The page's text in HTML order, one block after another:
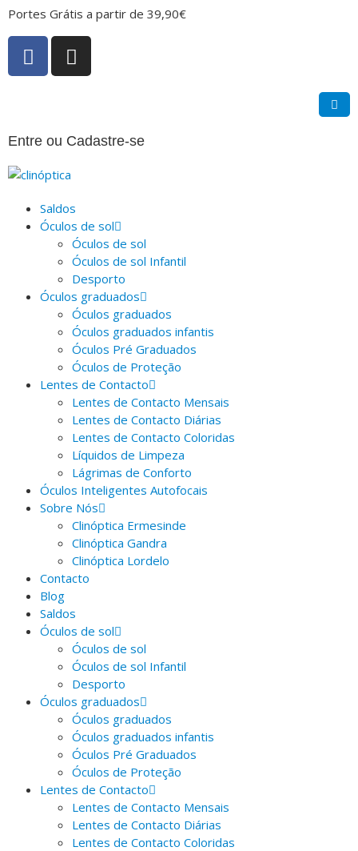
Portes Grátis a partir de 39,90€
Entre ou Cadastre-se
Saldos
Óculos de sol
Óculos de sol
Óculos de sol Infantil
Desporto
Óculos graduados
Óculos graduados
Óculos graduados infantis
Óculos Pré Graduados
Óculos de Proteção
Lentes de Contacto
Lentes de Contacto Mensais
Lentes de Contacto Diárias
Lentes de Contacto Coloridas
Líquidos de Limpeza
Lágrimas de Conforto
Óculos Inteligentes Autofocais
Sobre Nós
Clinóptica Ermesinde
Clinóptica Gandra
Clinóptica Lordelo
Contacto
Blog
Saldos
Óculos de sol
Óculos de sol
Óculos de sol Infantil
Desporto
Óculos graduados
Óculos graduados
Óculos graduados infantis
Óculos Pré Graduados
Óculos de Proteção
Lentes de Contacto
Lentes de Contacto Mensais
Lentes de Contacto Diárias
Lentes de Contacto Coloridas